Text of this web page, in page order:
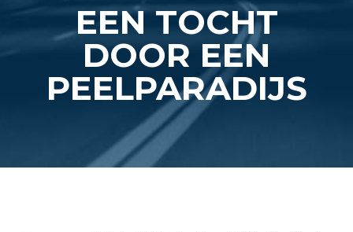
EEN TOCHT
DOOR EEN
PEELPARADIJS